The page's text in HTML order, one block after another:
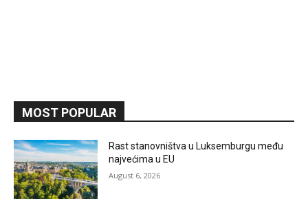
MOST POPULAR
Rast stanovništva u Luksemburgu među
najvećima u EU
August 6, 2026